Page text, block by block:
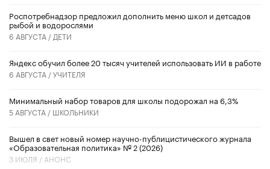
Роспотребнадзор предложил дополнить меню школ и детсадов
рыбой и водорослями
6 АВГУСТА / ДЕТИ
​Яндекс обучил более 20 тысяч учителей использовать ИИ в работе
6 АВГУСТА /УЧИТЕЛЯ
Минимальный набор товаров для школы подорожал на 6,3%
5 АВГУСТА / ШКОЛЬНИКИ
Вышел в свет новый номер научно-публицистического журнала
«Образовательная политика» № 2 (2026)
3 ИЮЛЯ / АНОНС